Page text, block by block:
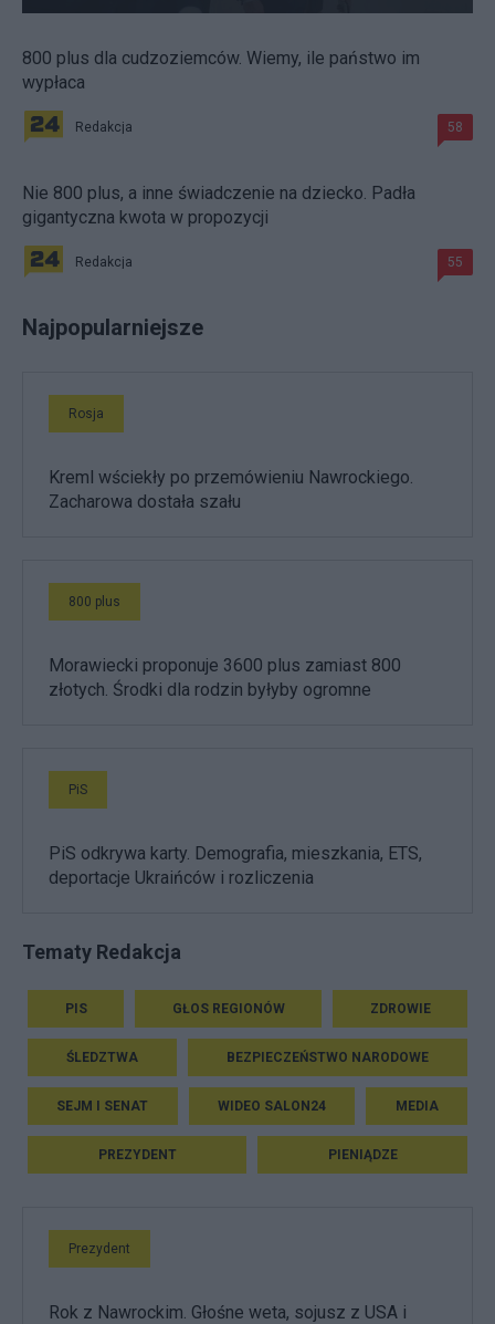
800 plus dla cudzoziemców. Wiemy, ile państwo im
wypłaca
Redakcja 58
Nie 800 plus, a inne świadczenie na dziecko. Padła
gigantyczna kwota w propozycji
Redakcja 55
Najpopularniejsze
Rosja
Kreml wściekły po przemówieniu Nawrockiego.
Zacharowa dostała szału
800 plus
Morawiecki proponuje 3600 plus zamiast 800
złotych. Środki dla rodzin byłyby ogromne
PiS
PiS odkrywa karty. Demografia, mieszkania, ETS,
deportacje Ukraińców i rozliczenia
Tematy Redakcja
PIS GŁOS REGIONÓW ZDROWIE
ŚLEDZTWA BEZPIECZEŃSTWO NARODOWE
SEJM I SENAT WIDEO SALON24 MEDIA
PREZYDENT PIENIĄDZE
Prezydent
Rok z Nawrockim. Głośne weta, sojusz z USA i